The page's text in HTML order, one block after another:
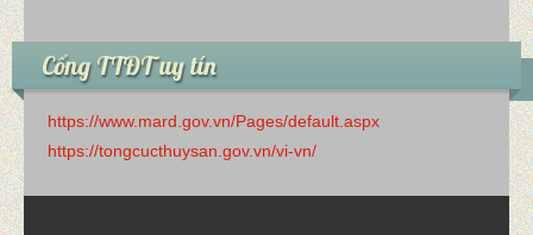
Cổng TTĐT uy tín
https://www.mard.gov.vn/Pages/default.aspx
https://tongcucthuysan.gov.vn/vi-vn/